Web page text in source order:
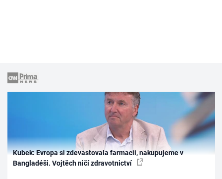
Kubek: Evropa si zdevastovala farmacii, nakupujeme v
Bangladéši. Vojtěch ničí zdravotnictví